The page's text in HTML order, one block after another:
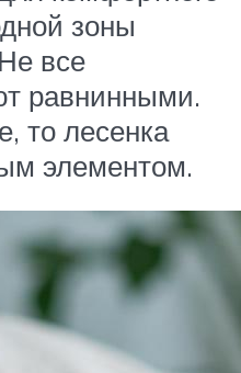
зоны
все
равнинными.
то лесенка
элементом.